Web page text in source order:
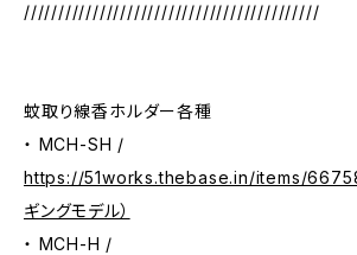
///////////////////////////////////////////
蚊取り線香ホルダー各種
・ MCH-SH /
https://51works.thebase.in/items/
ギングモデル）
・ MCH-H /